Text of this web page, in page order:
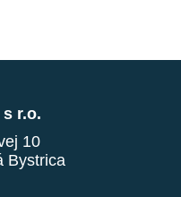
r.o.
10
Bystrica